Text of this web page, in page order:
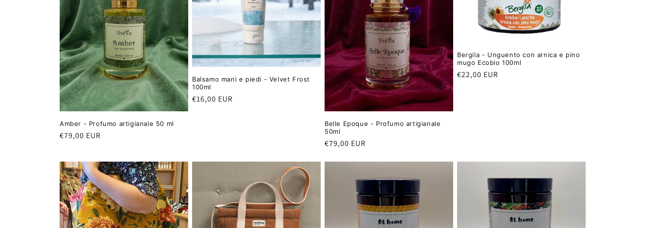
i
o
n
e
:
Amber - Profumo artigianale 50 ml
Prezzo
€79,00 EUR
Balsamo mani e piedi - Velvet Frost
100ml
Prezzo
€16,00 EUR
Belle Epoque - Profumo artigianale
50ml
Prezzo
€79,00 EUR
Bergila - Unguento con arnica e pino
mugo Ecobio 100ml
Prezzo
€22,00 EUR